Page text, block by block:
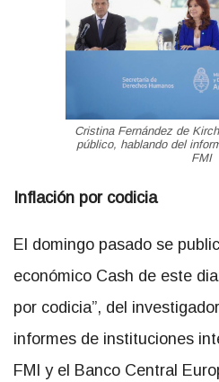
Cristina Fernández de
público, hablando del
FMI
Inflación por codicia
El domingo pasado se
económico Cash de este
por codicia”, del
informes de instituciones
FMI y el Banco Central